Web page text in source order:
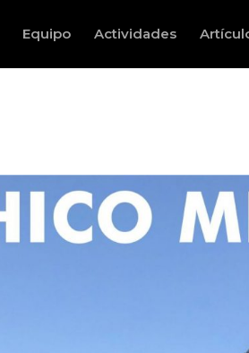
Equipo Actividades